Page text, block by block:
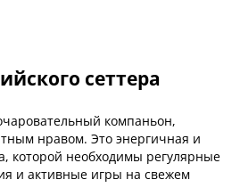
сеттера
компаньон,
нравом. Это энергичная и
которой необходимы регулярные
и активные игры на свежем